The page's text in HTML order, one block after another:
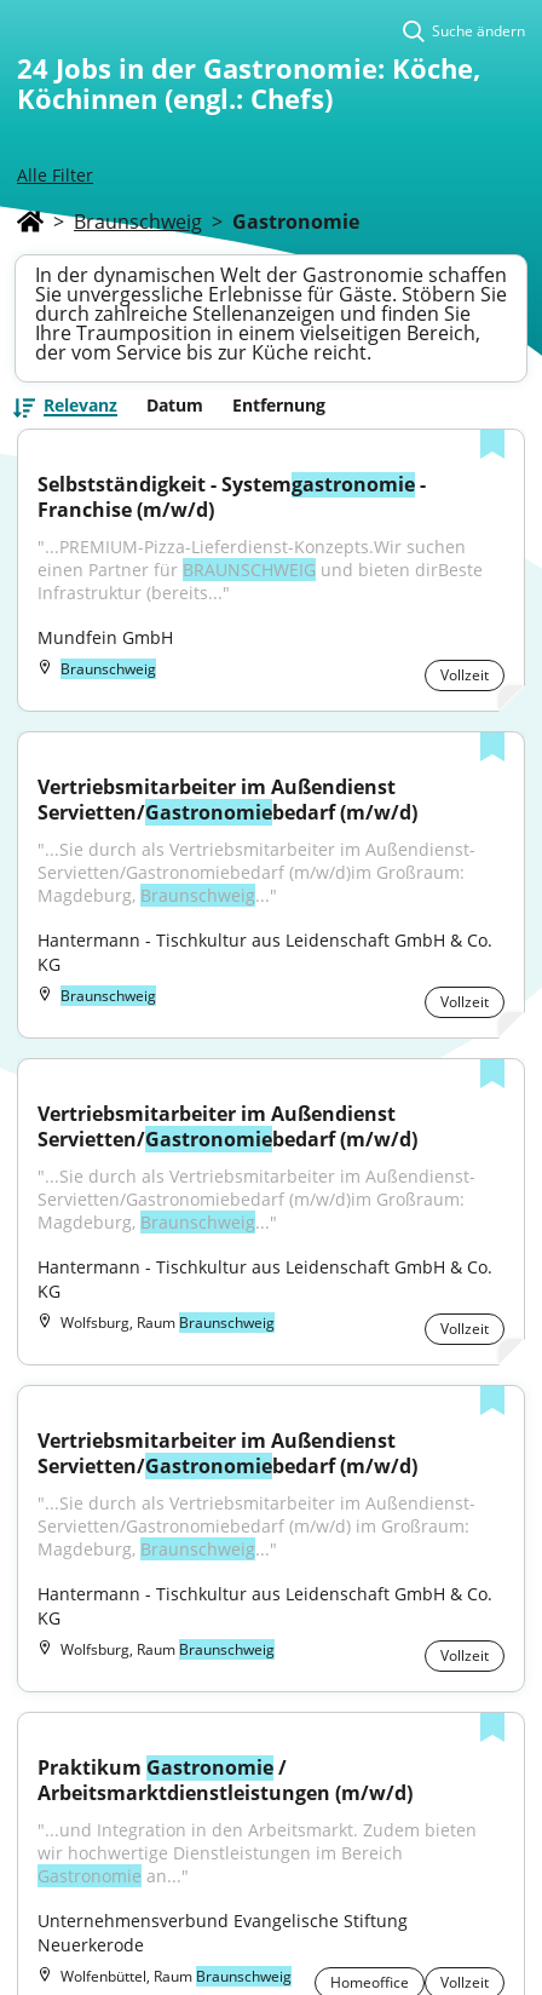
Alle Filter
Suche ändern
24 Jobs in der Gastronomie: Köche,
Köchinnen (engl.: Chefs)
> Braunschweig > Gastronomie
In der dynamischen Welt der Gastronomie schaffen
Sie unvergessliche Erlebnisse für Gäste. Stöbern Sie
durch zahlreiche Stellenanzeigen und finden Sie
Ihre Traumposition in einem vielseitigen Bereich,
der vom Service bis zur Küche reicht.
Relevanz Datum Entfernung
Selbstständigkeit - Systemgastronomie -
Franchise (m/w/d)
"...PREMIUM-Pizza-Lieferdienst-Konzepts.Wir suchen
einen Partner für BRAUNSCHWEIG und bieten dirBeste
Infrastruktur (bereits..."
Mundfein GmbH
Braunschweig Vollzeit
Vertriebsmitarbeiter im Außendienst
Servietten/Gastronomiebedarf (m/w/d)
"...Sie durch als Vertriebsmitarbeiter im Außendienst-
Servietten/Gastronomiebedarf (m/w/d)im Großraum:
Magdeburg, Braunschweig..."
Hantermann - Tischkultur aus Leidenschaft GmbH & Co.
KG
Braunschweig Vollzeit
Vertriebsmitarbeiter im Außendienst
Servietten/Gastronomiebedarf (m/w/d)
"...Sie durch als Vertriebsmitarbeiter im Außendienst-
Servietten/Gastronomiebedarf (m/w/d)im Großraum:
Magdeburg, Braunschweig..."
Hantermann - Tischkultur aus Leidenschaft GmbH & Co.
KG
Wolfsburg, Raum Braunschweig Vollzeit
Vertriebsmitarbeiter im Außendienst
Servietten/Gastronomiebedarf (m/w/d)
"...Sie durch als Vertriebsmitarbeiter im Außendienst-
Servietten/Gastronomiebedarf (m/w/d) im Großraum:
Magdeburg, Braunschweig..."
Hantermann - Tischkultur aus Leidenschaft GmbH & Co.
KG
Wolfsburg, Raum Braunschweig Vollzeit
Praktikum Gastronomie /
Arbeitsmarktdienstleistungen (m/w/d)
"...und Integration in den Arbeitsmarkt. Zudem bieten
Gastronomie an..."
Unternehmensverbund Evangelische Stiftung
Neuerkerode
Wolfenbüttel, Raum Braunschweig Homeoffice
Vollzeit